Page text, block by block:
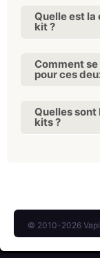
Quelle est
kit ?
Comment
pour ces
Quelles sont
kits ?
© 2010-2026